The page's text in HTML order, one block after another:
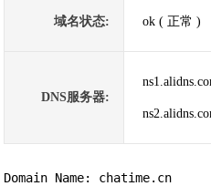
域名状态: ok ( 正常 )
DNS服务器:
Domain Name: chatime.cn